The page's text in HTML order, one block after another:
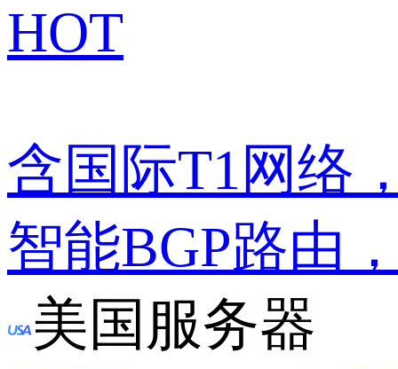
HOT
含国际T1网络
智能BGP路由
美国服务器